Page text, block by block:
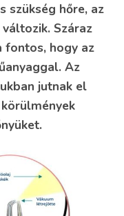
szükség hőre, az
Száraz
fontos, hogy az
Az
jutnak el